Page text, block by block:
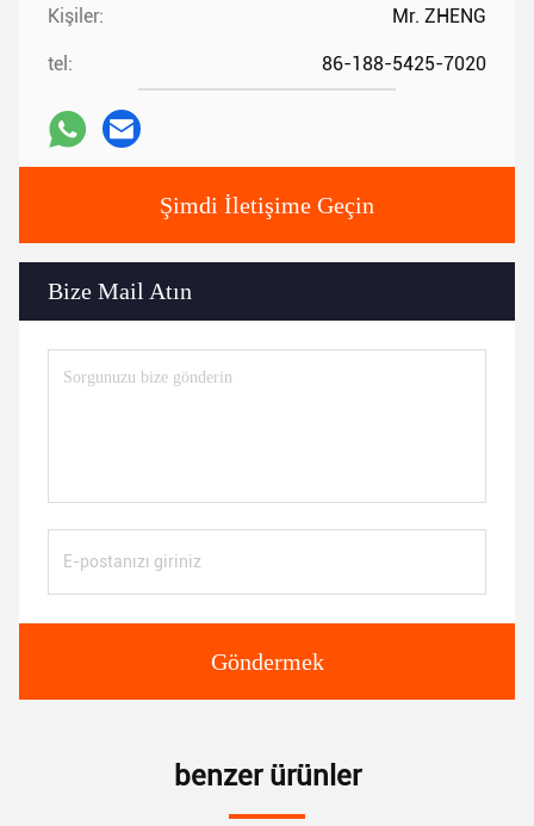
Kişiler: Mr. ZHENG
tel: 86-188-5425-7020
Şimdi İletişime Geçin
Bize Mail Atın
Göndermek
benzer ürünler